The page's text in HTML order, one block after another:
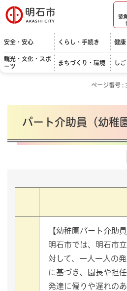
明石市
緊
安全・安心 くらし・手続き 健
観光・文化・スポ
ーツ
まちづくり・環境 し
ページ番号 :
パート介助員（幼稚
【幼稚園パート介助
明石市では、明石市
対して、一人一人の
に基づき、園長や担
発達に偏りや遅れの